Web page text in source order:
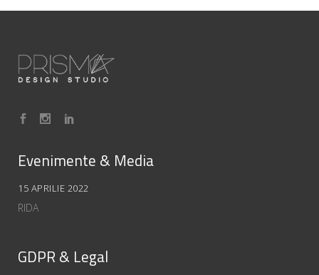
Evenimente & Media
15 APRILIE 2022
RIDA
GDPR & Legal